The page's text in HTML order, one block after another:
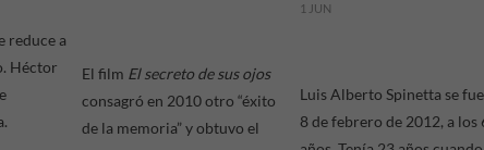
reduce a
Héctor
El film El secreto de sus ojos
consagró en 2010 otro “éxito
de la memoria” y obtuvo el
1 JUN
Luis Alberto Spinetta se
8 de febrero de 2012, a los